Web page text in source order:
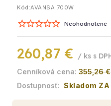
Kód:AVANSA 700W
Neohodnotené
355,26 €
260,87 € / ks
Skladom ZA